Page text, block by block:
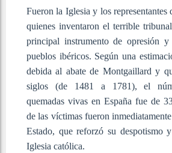
Fueron la Iglesia y los representantes
quienes inventaron el terrible
principal instrumento de opresión
pueblos ibéricos. Según una
debida al abate de Montgaillard y
siglos (de 1481 a 1781), el
quemadas vivas en España fue de
de las víctimas fueron
Estado, que reforzó su despotismo
Iglesia católica.